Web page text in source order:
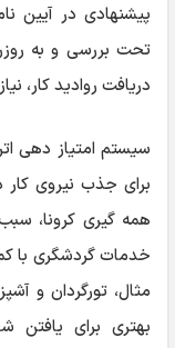
پیشنهادی در آیین
تحت بررسی و به
دریافت روادید کار،
سیستم امتیاز دهی
برای جذب نیروی کار
همه گیری کرونا،
خدمات گردشگری با
مثال، تورگردان و
بهتری برای یافتن